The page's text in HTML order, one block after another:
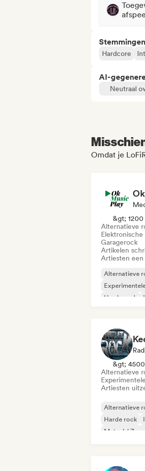
Hardcore
AI-
Neutraal
Omdat je
&gt;
Alternatieve
Garagerock
Artikelen
Artiesten
Alternatieve
Harde rock
&gt;
Alternatieve
Artiesten
Alternatieve
Harde rock
Metaal /